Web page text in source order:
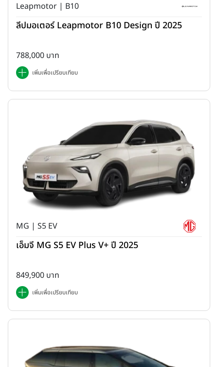
Leapmotor | B10
ลีปมอเตอร์ Leapmotor B10 Design ปี 2025
788,000 บาท
เพิ่มเพื่อเปรียบเทียบ
MG | S5 EV
เอ็มจี MG S5 EV Plus V+ ปี 2025
849,900 บาท
เพิ่มเพื่อเปรียบเทียบ